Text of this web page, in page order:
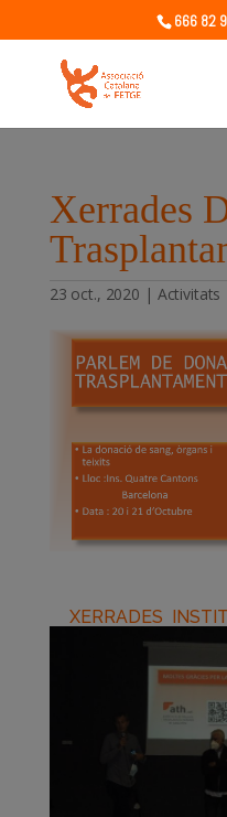
666 82
Xerrades
23 oct., 2020 | Activitats
XERRADES